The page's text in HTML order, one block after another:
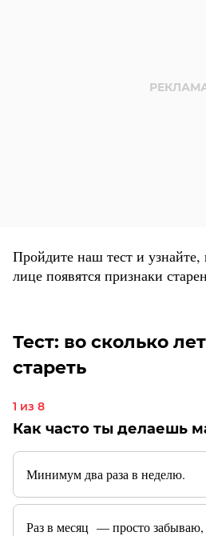
Пройдите наш тест и
лице появятся признаки
Тест: во сколько
стареть
1 из 8
Как часто ты делаешь
Минимум два раза в неделю.
Раз в месяц — просто